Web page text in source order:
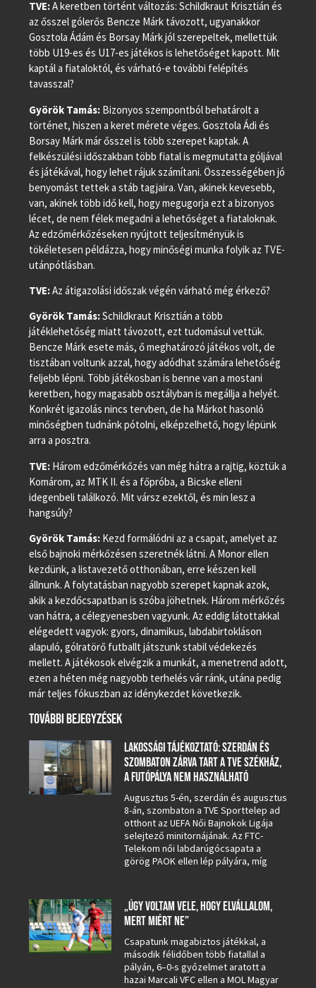
TVE:A keretben történt változás: Schildkraut Krisztián és
az ősszel gólerős Bencze Márk távozott, ugyanakkor
Gosztola Ádám és Borsay Márk jól szerepeltek, mellettük
több U19-es és U17-es játékos is lehetőséget kapott. Mit
kaptál a fiataloktól, és várható-e további felépítés
tavasszal?
Györök Tamás:Bizonyos szempontból behatárolt a
történet, hiszen a keret mérete véges. Gosztola Ádi és
Borsay Márk már ősszel is több szerepet kaptak. A
felkészülési időszakban több fiatal is megmutatta góljával
és játékával, hogy lehet rájuk számítani. Összességében jó
benyomást tettek a stáb tagjaira. Van, akinek kevesebb,
van, akinek több idő kell, hogy megugorja ezt a bizonyos
lécet, de nem félek megadni a lehetőséget a fiataloknak.
Az edzőmérkőzéseken nyújtott teljesítményük is
tökéletesen példázza, hogy minőségi munka folyik az TVE-
utánpótlásban.
TVE:Az átigazolási időszak végén várható még érkező?
Györök Tamás:Schildkraut Krisztián a több
játéklehetőség miatt távozott, ezt tudomásul vettük.
Bencze Márk esete más, ő meghatározó játékos volt, de
tisztában voltunk azzal, hogy adódhat számára lehetőség
feljebb lépni. Több játékosban is benne van a mostani
keretben, hogy magasabb osztályban is megállja a helyét.
Konkrét igazolás nincs tervben, de ha Márkot hasonló
minőségben tudnánk pótolni, elképzelhető, hogy lépünk
arra a posztra.
TVE:Három edzőmérkőzés van még hátra a rajtig, köztük a
Komárom, az MTK II. és a főpróba, a Bicske elleni
idegenbeli találkozó. Mit vársz ezektől, és min lesz a
hangsúly?
Györök Tamás:Kezd formálódni az a csapat, amelyet az
első bajnoki mérkőzésen szeretnék látni. A Monor ellen
kezdünk, a listavezető otthonában, erre készen kell
állnunk. A folytatásban nagyobb szerepet kapnak azok,
akik a kezdőcsapatban is szóba jöhetnek. Három mérkőzés
van hátra, a célegyenesben vagyunk. Az eddig látottakkal
elégedett vagyok: gyors, dinamikus, labdabirtokláson
alapuló, gólratörő futballt játszunk stabil védekezés
mellett. A játékosok elvégzik a munkát, a menetrend adott,
ezen a héten még nagyobb terhelés vár ránk, utána pedig
már teljes fókuszban az idénykezdet következik.
TOVÁBBI BEJEGYZÉSEK
LAKOSSÁGI TÁJÉKOZTATÓ: SZERDÁN ÉS
SZOMBATON ZÁRVA TART A TVE SZÉKHÁZ,
A FUTÓPÁLYA NEM HASZNÁLHATÓ
Augusztus 5-én, szerdán és augusztus
8-án, szombaton a TVE Sporttelep ad
otthont az UEFA Női Bajnokok Ligája
selejtező minitornájának. Az FTC-
Telekom női labdarúgócsapata a
görög PAOK ellen lép pályára, míg
„ÚGY VOLTAM VELE, HOGY ELVÁLLALOM,
MERT MIÉRT NE”
Csapatunk magabiztos játékkal, a
második félidőben több fiatallal a
pályán, 6–0-s győzelmet aratott a
hazai Marcali VFC ellen a MOL Magyar